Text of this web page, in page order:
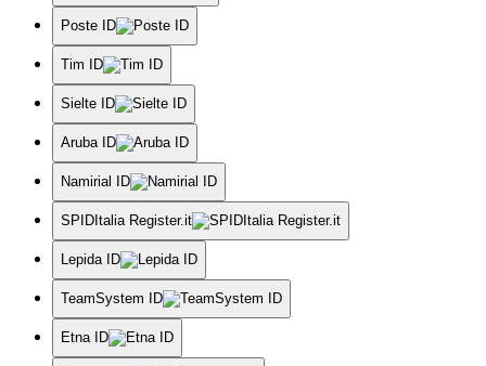
Poste ID
Tim ID
Sielte ID
Aruba ID
Namirial ID
SPIDItalia Register.it
Lepida ID
TeamSystem ID
Etna ID